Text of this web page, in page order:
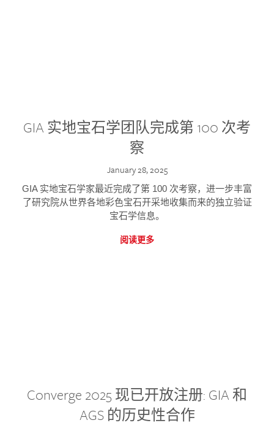
GIA 实地宝石学团队完成第 100 次考
察
January 28, 2025
GIA 实地宝石学家最近完成了第 100 次考察，进一步丰富
了研究院从世界各地彩色宝石开采地收集而来的独立验证
宝石学信息。
阅读更多
Converge 2025 现已开放注册: GIA 和
AGS 的历史性合作